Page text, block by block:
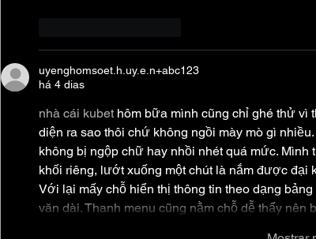
uyenghomsoet.h.uy.e.n+abc123
há 4 dias
nhà cái kubet hôm bữa mình cũng chỉ ghé thử vì
diện ra sao thôi chứ không ngồi mày mò gì
không bị ngộp chữ hay nhồi nhét quá mức.
khối riêng, lướt xuống một chút là nắm được đại
Với lại mấy chỗ hiển thị thông tin theo dạng
văn dài. Thanh menu cũng nằm chỗ dễ thấy